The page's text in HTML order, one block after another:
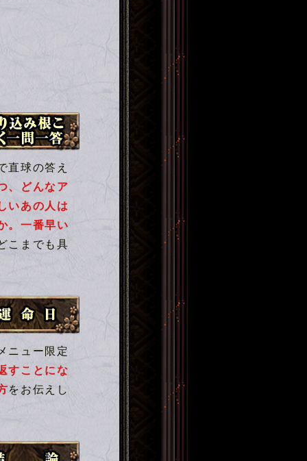
こそぎ暴く
直球の答え
、どんなア
いあの人は
。一番早い
こまでも具
ニュー限定
すことにな
をお伝えし